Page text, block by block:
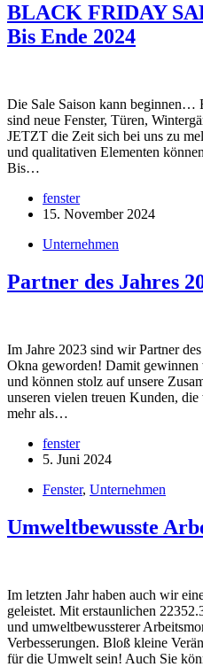
BLACK FRIDAY
Bis Ende 2024
Die Sale Saison kann beginnen…
sind neue Fenster, Türen,
JETZT die Zeit sich bei uns zu
und qualitativen Elementen
Bis…
fenster
15. November 2024
Unternehmen
Partner des Jahres
Im Jahre 2023 sind wir Partner
Okna geworden! Damit gewinnen
und können stolz auf unsere
unseren vielen treuen Kunden,
mehr als…
fenster
5. Juni 2024
Fenster, Unternehmen
Umweltbewusste
Im letzten Jahr haben auch wir
geleistet. Mit erstaunlichen
und umweltbewussterer
Verbesserungen. Bloß kleine
für die Umwelt sein! Auch Sie